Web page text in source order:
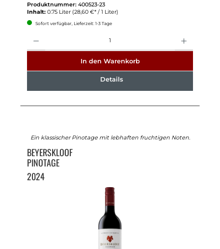
Produktnummer: 400523-23
Inhalt: 0.75 Liter (28,60 €* / 1 Liter)
Sofort verfügbar, Lieferzeit: 1-3 Tage
In den Warenkorb
Details
Ein klassischer Pinotage mit lebhaften fruchtigen Noten.
BEYERSKLOOF
PINOTAGE
2024